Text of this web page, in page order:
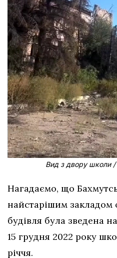
Вид з двору школи
Нагадаємо, що
найстарішим закладом
будівля була зведена
15 грудня 2022 року
річчя.